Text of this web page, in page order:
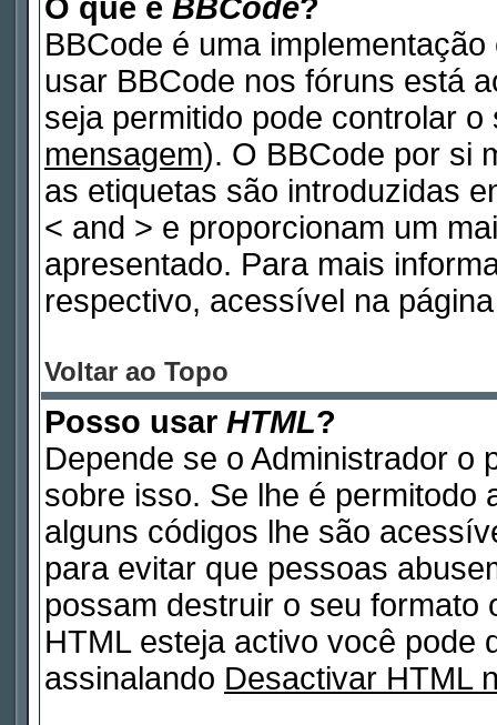
O que é BBCode?
BBCode é uma
usar BBCode nos fóruns está
seja permitido pode controlar
mensagem). O BBCode por si
as etiquetas são introduzidas
< and > e proporcionam um
apresentado. Para mais
respectivo, acessível na
Voltar ao Topo
Posso usar HTML?
Depende se o Administrador o
sobre isso. Se lhe é permitodo
alguns códigos lhe são
para evitar que pessoas
possam destruir o seu formato
HTML esteja activo você pode
assinalando Desactivar HTML